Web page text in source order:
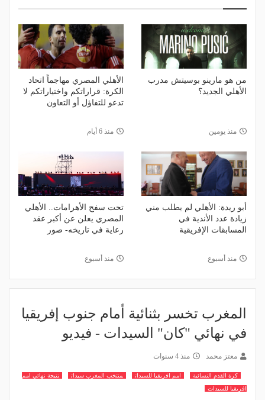
من هو مارينو بوسيتش مدرب
الأهلي الجديد؟
منذ يومين
الأهلي المصري مهاجماً اتحاد
الكرة: قراراتكم واختياراتكم لا
تدعو للتفاؤل أو التعاون
منذ 6 أيام
أبو ريدة: الأهلي لم يطلب مني
زيادة عدد الأندية في
المسابقات الإفريقية
منذ أسبوع
تحت سفح الأهرامات.. الأهلي
المصري يعلن عن أكبر عقد
رعاية في تاريخه- صور
منذ أسبوع
المغرب تخسر بثنائية أمام جنوب إفريقيا
في نهائي "كان" السيدات - فيديو
معتز محمد منذ 4 سنوات
كرة القدم النسائية امم افريقيا للسيدات منتخب المغرب سيدات
نتيجة نهائي امم
افريقيا للسيدات